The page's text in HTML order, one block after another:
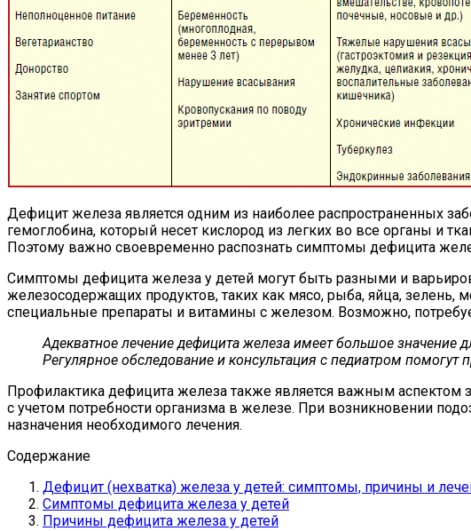
Дефицит железа является одним из наиболее распространенных
гемоглобина, который несет кислород из легких во все органы и
Поэтому важно своевременно распознать симптомы дефицита
Симптомы дефицита железа у детей могут быть разными и
железосодержащих продуктов, таких как мясо, рыба, яйца,
специальные препараты и витамины с железом. Возможно,
Адекватное лечение дефицита железа имеет большое значение
Регулярное обследование и консультация с педиатром
Профилактика дефицита железа также является важным аспектом
с учетом потребности организма в железе. При возникновении
назначения необходимого лечения.
Содержание
Дефицит (нехватка) железа у детей: симптомы, причины и
Симптомы дефицита железа у детей
Причины дефицита железа у детей